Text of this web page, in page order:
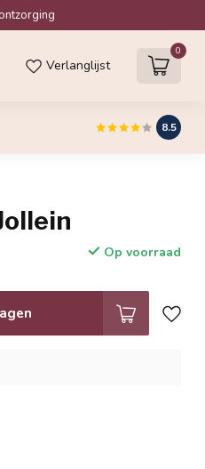
Verlanglijst
0
8.5
Op voorraad